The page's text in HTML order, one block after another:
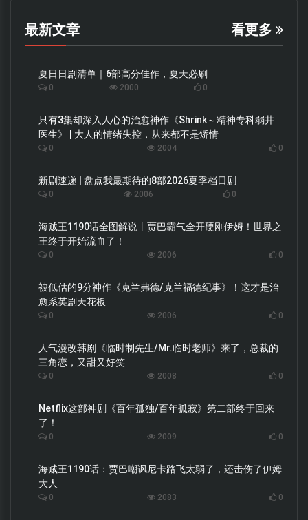
最新文章 看更多
夏日日剧清单｜6部高分佳作，夏天必刷
0 2000 0
只有3集却深入人心的治愈神作《Shrink～精神专科弱井
医生》 | 大人的情绪失控，从来都不是矫情
0 2004 0
新剧速递 | 盘点我最期待的8部2026夏季档日剧
0 2006 0
海贼王1190话全图解说丨贾巴霸气全开硬刚伊姆！世界之
王终于开始流血了！
0 2006 0
被低估的9分神作《克兰弗德/克兰福德纪事》！这才是治
愈系英剧天花板
0 2006 0
人气漫改韩剧《临时制先生/Mr.临时老师》来了，总裁的
三角恋，又甜又好笑
0 2008 0
Netflix这部神剧《百年孤独/百年孤寂》第二部终于回来
了！
0 2009 0
海贼王1190话：贾巴嘲讽尼卡路飞太弱了，还击伤了伊姆
大人
0 2083 0